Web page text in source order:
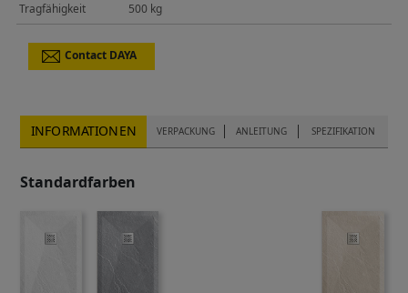
Tragfähigkeit
500 kg
Contact DAYA
INFORMATIONEN VERPACKUNG ANLEITUNG SPEZIFIKATION
Standardfarben